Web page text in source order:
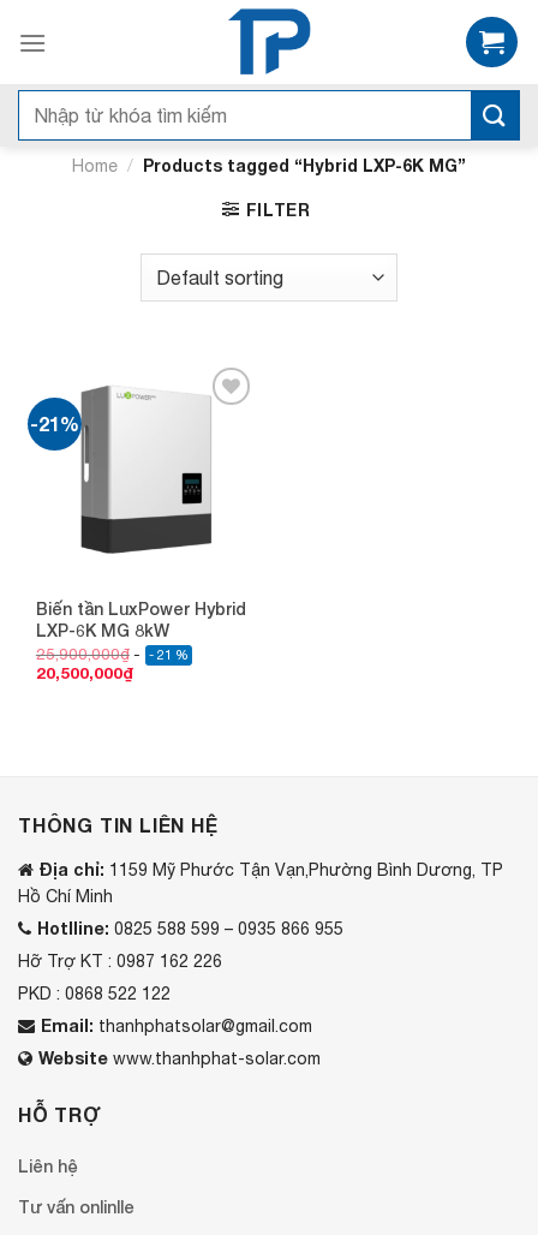
qua
dungSearch
Home / Products tagged “Hybrid LXP-6K MG”
FILTER
-21%
wishlist
Biến tần LuxPower Hybrid
LXP-6K MG 8kW
25,900,000₫ - 21 %
20,500,000₫
THÔNG TIN LIÊN HỆ
Địa chỉ: 1159 Mỹ Phước Tận Vạn,Phường Bình Dương, TP
Hồ Chí Minh
Hotlline: 0825 588 599 – 0935 866 955
Hỡ Trợ KT : 0987 162 226
PKD : 0868 522 122
Email: thanhphatsolar@gmail.com
Website www.thanhphat-solar.com
HỖ TRỢ
Liên hệ
Tư vấn onlinlle